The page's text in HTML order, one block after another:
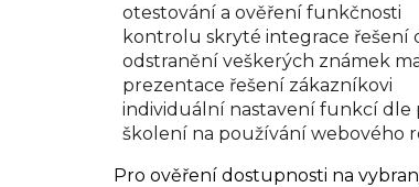
otestování a ověření funkčnosti
kontrolu skryté integrace řešení
odstranění veškerých známek
prezentace řešení zákazníkovi
individuální nastavení funkcí dle
školení na používání webového
Pro ověření dostupnosti na